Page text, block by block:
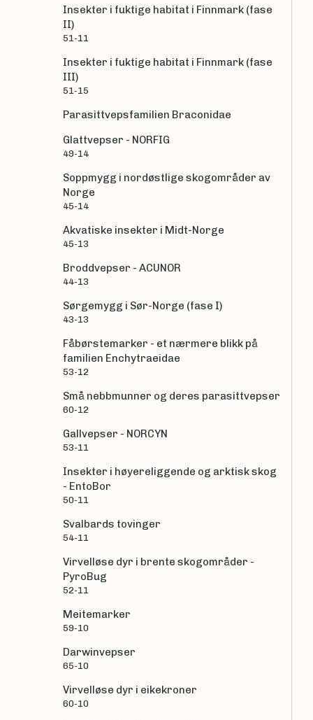
Insekter i fuktige habitat i Finnmark (fase
II)
51-11
Insekter i fuktige habitat i Finnmark (fase
III)
51-15
Parasittvepsfamilien Braconidae
Glattvepser - NORFIG
49-14
Soppmygg i nordøstlige skogområder av
Norge
45-14
Akvatiske insekter i Midt-Norge
45-13
Broddvepser - ACUNOR
44-13
Sørgemygg i Sør-Norge (fase I)
43-13
Fåbørstemarker - et nærmere blikk på
familien Enchytraeidae
53-12
Små nebbmunner og deres parasittvepser
60-12
Gallvepser - NORCYN
53-11
Insekter i høyereliggende og arktisk skog
- EntoBor
50-11
Svalbards tovinger
54-11
Virvelløse dyr i brente skogområder -
PyroBug
52-11
Meitemarker
59-10
Darwinvepser
65-10
Virvelløse dyr i eikekroner
60-10